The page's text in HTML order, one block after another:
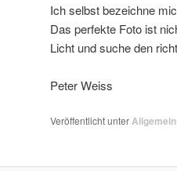
Ich selbst bezeichne
Das perfekte Foto ist
Licht und suche den
Peter Weiss
Veröffentlicht unterAllgemein